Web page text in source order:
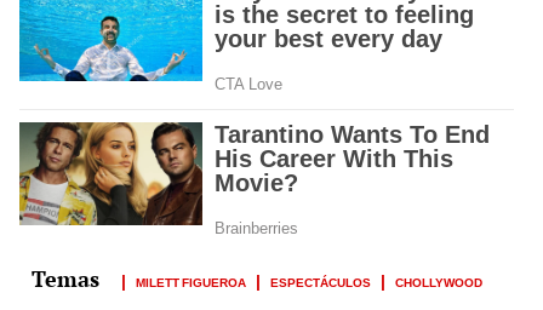
MILETT FIGUEROA ESPECTÁCULOS CHOLLYWOOD